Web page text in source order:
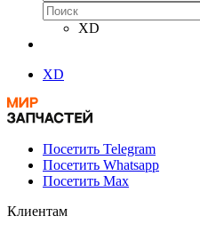
XD
XD
Посетить Telegram
Посетить Whatsapp
Посетить Max
Клиентам